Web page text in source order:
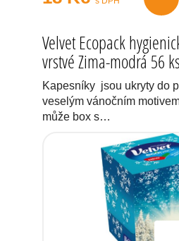
Velvet Ecopack
vrstvé Zima-modrá 56 ks
Kapesníky jsou ukryty do
veselým vánočním
může box s…